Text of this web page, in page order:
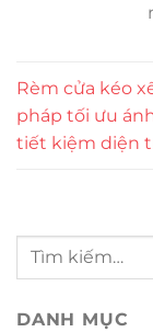
Rèm cửa kéo
pháp tối ưu
tiết kiệm diện
DANH MỤC